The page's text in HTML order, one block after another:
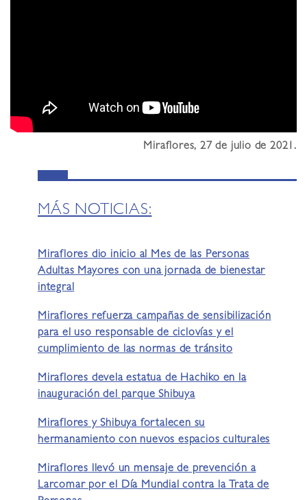
Miraflores, 27 de julio de 2021.
MÁS NOTICIAS:
Miraflores dio inicio al Mes de las Personas
Adultas Mayores con una jornada de bienestar
integral
Miraflores refuerza campañas de sensibilización
para el uso responsable de ciclovías y el
cumplimiento de las normas de tránsito
Miraflores devela estatua de Hachiko en la
inauguración del parque Shibuya
Miraflores y Shibuya fortalecen su
hermanamiento con nuevos espacios culturales
Miraflores llevó un mensaje de prevención a
Larcomar por el Día Mundial contra la Trata de